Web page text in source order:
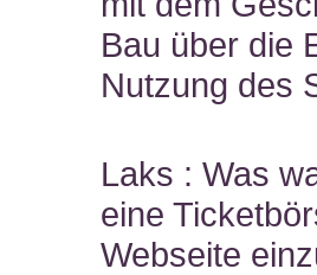
Bau über die
Nutzung des
Laks : Was
eine
Webseite